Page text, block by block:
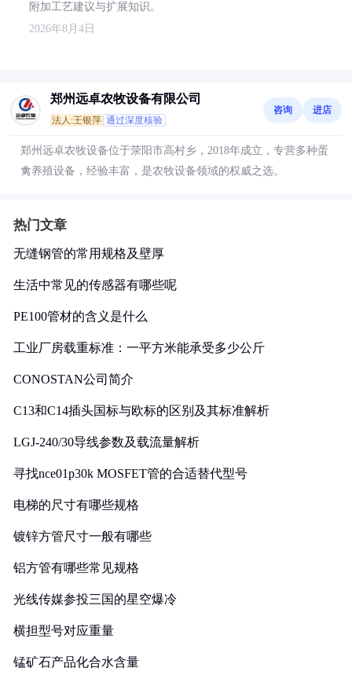
附加工艺建议与扩展知识。
2026年8月4日
郑州远卓农牧设备有限公司
法人:王银萍 通过深度核验
咨询 进店
郑州远卓农牧设备位于荥阳市高村乡，2018年成立，专营多种蛋
禽养殖设备，经验丰富，是农牧设备领域的权威之选。
热门文章
无缝钢管的常用规格及壁厚
生活中常见的传感器有哪些呢
PE100管材的含义是什么
工业厂房载重标准：一平方米能承受多少公斤
CONOSTAN公司简介
C13和C14插头国标与欧标的区别及其标准解析
LGJ-240/30导线参数及载流量解析
寻找nce01p30k MOSFET管的合适替代型号
电梯的尺寸有哪些规格
镀锌方管尺寸一般有哪些
铝方管有哪些常见规格
光线传媒参投三国的星空爆冷
横担型号对应重量
锰矿石产品化合水含量